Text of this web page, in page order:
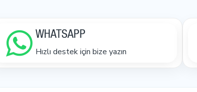
WHATSAPP
Hızlı destek için bize yazın